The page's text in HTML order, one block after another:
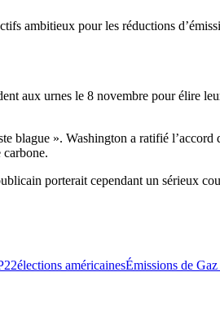
ambitieux pour les réductions
aux urnes le 8 novembre pour élire
blague ». Washington a ratifié l’accord
porterait cependant un sérieux
élections américainesÉmissions de